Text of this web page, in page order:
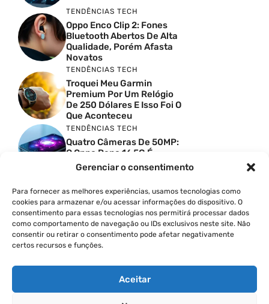
Gerenciar o consentimento
Para fornecer as melhores experiências, usamos tecnologias como
cookies para armazenar e/ou acessar informações do dispositivo. O
consentimento para essas tecnologias nos permitirá processar dados
como comportamento de navegação ou IDs exclusivos neste site. Não
consentir ou retirar o consentimento pode afetar negativamente
certos recursos e funções.
Aceitar
TENDÊNCIAS TECH
Oppo Enco Clip 2: Fones
Bluetooth Abertos De Alta
Qualidade, Porém Afasta
Novatos
TENDÊNCIAS TECH
Troquei Meu Garmin
Premium Por Um Relógio
De 250 Dólares E Isso Foi O
Que Aconteceu
TENDÊNCIAS TECH
Quatro Câmeras De 50MP:
O Oppo Reno 16 5G É
Absurdo
Comparativo De
Especificações Entre O
Vivo X300 Ultra E O
Samsung Galaxy S26 Ultra
PRODUTIVIDADE DIGITAL
Instagram